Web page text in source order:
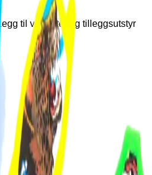
Legg til varianter og tilleggsutstyr